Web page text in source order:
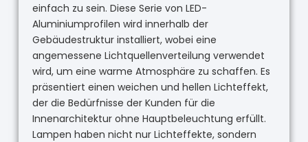
einfach zu sein. Diese Serie von LED-
Aluminiumprofilen wird innerhalb der
Gebäudestruktur installiert, wobei eine
angemessene Lichtquellenverteilung verwendet
wird, um eine warme Atmosphäre zu schaffen. Es
präsentiert einen weichen und hellen Lichteffekt,
der die Bedürfnisse der Kunden für die
Innenarchitektur ohne Hauptbeleuchtung erfüllt.
Lampen haben nicht nur Lichteffekte, sondern